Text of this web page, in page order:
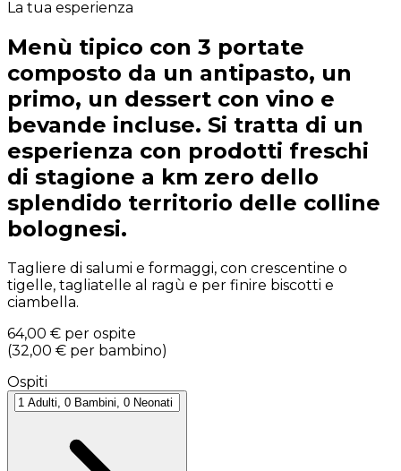
La tua esperienza
Menù tipico con 3 portate
composto da un antipasto, un
primo, un dessert con vino e
bevande incluse. Si tratta di un
esperienza con prodotti freschi
di stagione a km zero dello
splendido territorio delle colline
bolognesi.
Tagliere di salumi e formaggi, con crescentine o
tigelle, tagliatelle al ragù e per finire biscotti e
ciambella.
64,00 € per ospite
(32,00 € per bambino)
Ospiti